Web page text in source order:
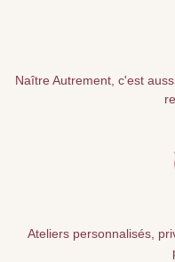
Naître Autrement, c'est
Ateliers personnalisés,